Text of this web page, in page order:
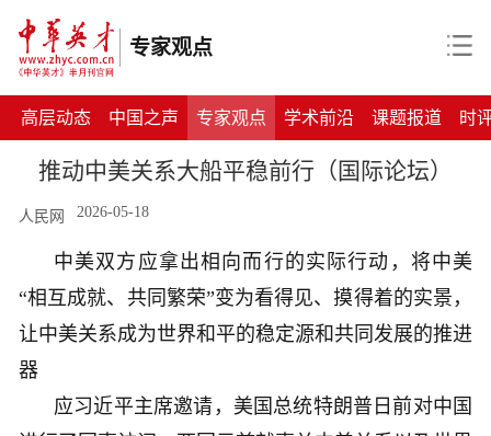
专家观点
高层动态 中国之声 专家观点 学术前沿 课题报道 时
推动中美关系大船平稳前行（国际论坛）
人民网 2026-05-18
中美双方应拿出相向而行的实际行动，将中美
“相互成就、共同繁荣”变为看得见、摸得着的实景，
让中美关系成为世界和平的稳定源和共同发展的推进
器
应习近平主席邀请，美国总统特朗普日前对中国